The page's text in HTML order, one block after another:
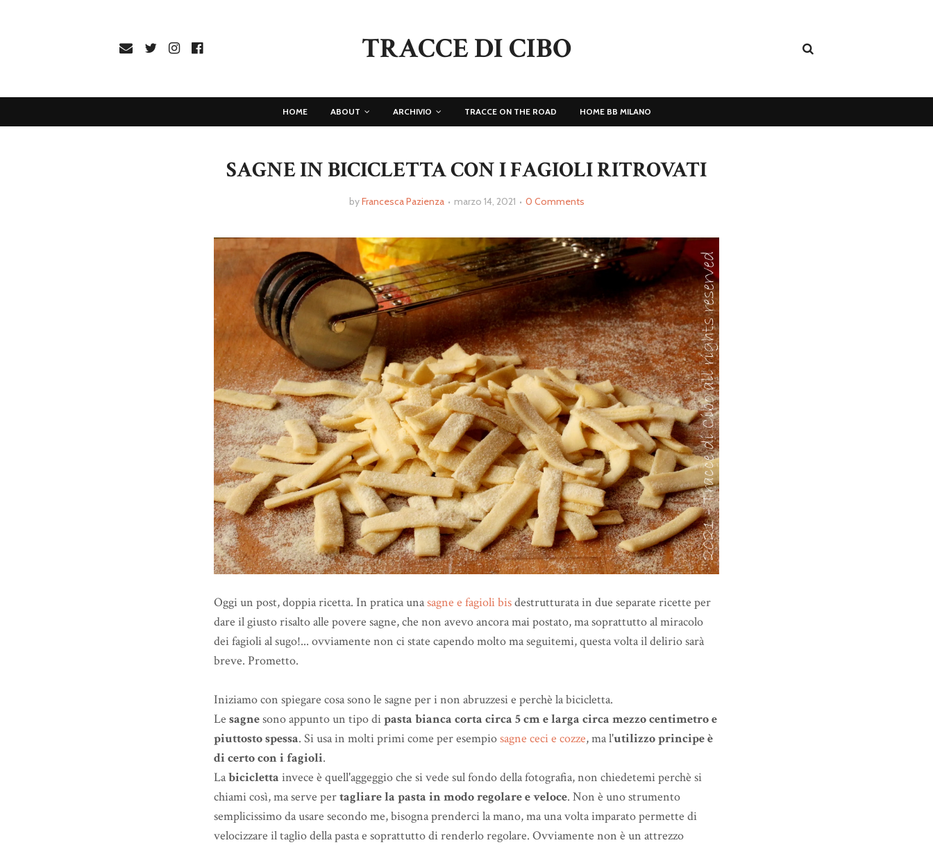
TRACCE DI CIBO
HOME ABOUT ARCHIVIO TRACCE ON THE ROAD HOME BB MILANO
SAGNE IN BICICLETTA CON I FAGIOLI RITROVATI
byFrancesca Pazienza marzo 14, 2021 0 Comments
Oggi un post, doppia ricetta. In pratica unasagne e fagioli bisdestrutturata in due separate ricette per
dare il giusto risalto alle povere sagne, che non avevo ancora mai postato, ma soprattutto al miracolo
dei fagioli al sugo!... ovviamente non ci state capendo molto ma seguitemi, questa volta il delirio sarà
breve. Prometto.
Iniziamo con spiegare cosa sono le sagne per i non abruzzesi e perchè la bicicletta.
Le sagnesono appunto un tipo dipasta bianca corta circa 5 cm e larga circa mezzo centimetro e
piuttosto spessa. Si usa in molti primi come per esempiosagne ceci e cozze, ma l'utilizzo principe è
di certo con i fagioli.
Labicicletta invece è quell'aggeggio che si vede sul fondo della fotografia, non chiedetemi perchè si
chiami così, ma serve pertagliare la pasta in modo regolare e veloce. Non è uno strumento
semplicissimo da usare secondo me, bisogna prenderci la mano, ma una volta imparato permette di
velocizzare il taglio della pasta e soprattutto di renderlo regolare. Ovviamente non è un attrezzo